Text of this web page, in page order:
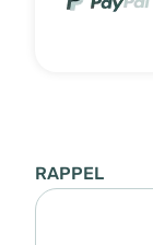
RAPPEL